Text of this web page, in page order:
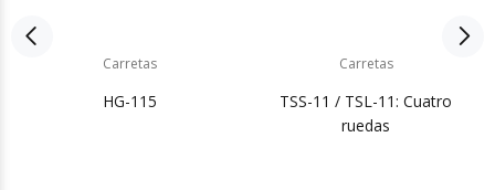
Carretas
HG-115
Carretas
TSS-11 / TSL-11: Cuatro
ruedas